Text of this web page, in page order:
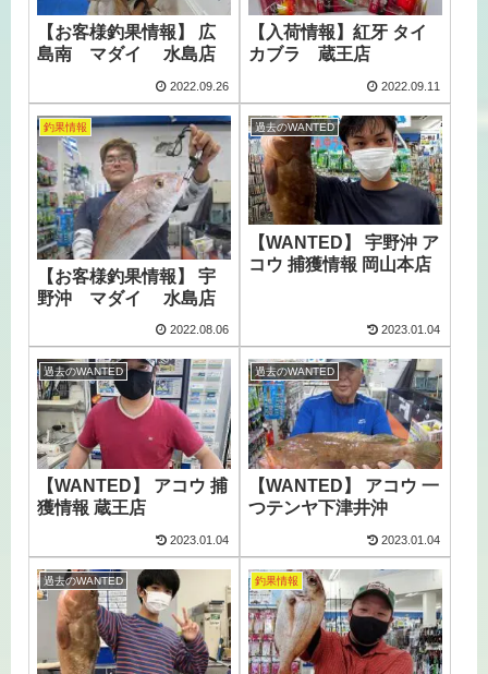
【お客様釣果情報】 広
島南 マダイ 水島店
2022.09.26
【入荷情報】紅牙 タイ
カブラ 蔵王店
2022.09.11
釣果情報
【お客様釣果情報】 宇
野沖 マダイ 水島店
2022.08.06
過去のWANTED
【WANTED】 宇野沖 ア
コウ 捕獲情報 岡山本店
2023.01.04
過去のWANTED
【WANTED】 アコウ 捕
獲情報 蔵王店
2023.01.04
過去のWANTED
【WANTED】 アコウ 一
つテンヤ下津井沖
2023.01.04
過去のWANTED 釣果情報